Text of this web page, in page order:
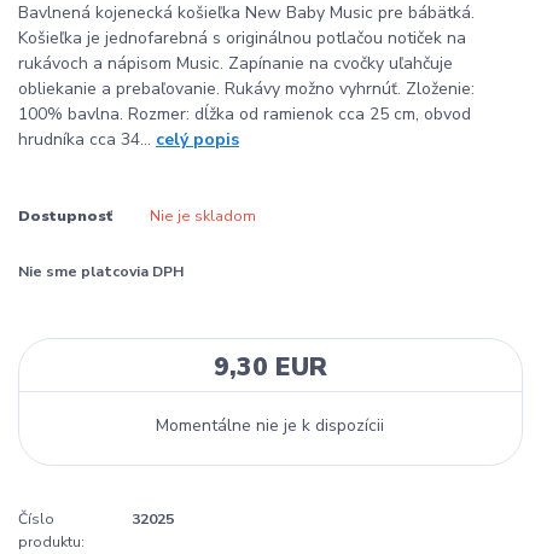
Bavlnená kojenecká košieľka New Baby Music pre bábätká.
Košieľka je jednofarebná s originálnou potlačou notiček na
rukávoch a nápisom Music. Zapínanie na cvočky uľahčuje
obliekanie a prebaľovanie. Rukávy možno vyhrnúť. Zloženie:
100% bavlna. Rozmer: dĺžka od ramienok cca 25 cm, obvod
hrudníka cca 34... celý popis
Dostupnosť Nie je skladom
Nie sme platcovia DPH
9,30 EUR
Momentálne nie je k dispozícii
Číslo
produktu:
32025